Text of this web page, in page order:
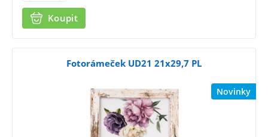
Koupit
Novinky
Fotorámeček UD21 21x29,7 PL